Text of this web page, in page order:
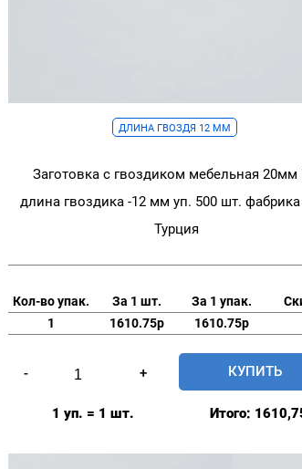
ДЛИНА ГВОЗДЯ 12 ММ
Заготовка с гвоздиком мебельная
длина гвоздика -12 мм уп. 500 шт. фабрика
Турция
Кол-во упак. За 1 шт. За 1 упак.
1
1610.75р 1610.75р
-
товара
Заготовка
гвоздиком
+ КУПИТЬ
1 уп. = 1 шт. Итого: